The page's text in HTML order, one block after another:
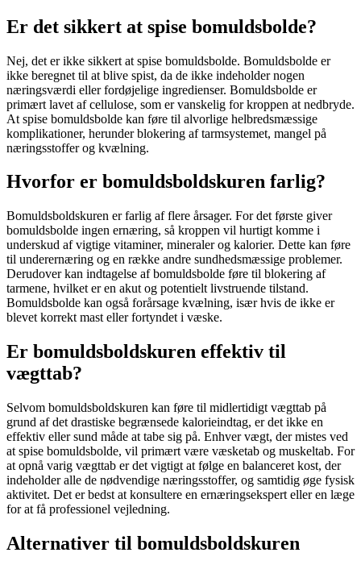
Er det sikkert at spise bomuldsbolde?
Nej, det er ikke sikkert at spise bomuldsbolde. Bomuldsbolde er
ikke beregnet til at blive spist, da de ikke indeholder nogen
næringsværdi eller fordøjelige ingredienser. Bomuldsbolde er
primært lavet af cellulose, som er vanskelig for kroppen at nedbryde.
At spise bomuldsbolde kan føre til alvorlige helbredsmæssige
komplikationer, herunder blokering af tarmsystemet, mangel på
næringsstoffer og kvælning.
Hvorfor er bomuldsboldskuren farlig?
Bomuldsboldskuren er farlig af flere årsager. For det første giver
bomuldsbolde ingen ernæring, så kroppen vil hurtigt komme i
underskud af vigtige vitaminer, mineraler og kalorier. Dette kan føre
til underernæring og en række andre sundhedsmæssige problemer.
Derudover kan indtagelse af bomuldsbolde føre til blokering af
tarmene, hvilket er en akut og potentielt livstruende tilstand.
Bomuldsbolde kan også forårsage kvælning, især hvis de ikke er
blevet korrekt mast eller fortyndet i væske.
Er bomuldsboldskuren effektiv til
vægttab?
Selvom bomuldsboldskuren kan føre til midlertidigt vægttab på
grund af det drastiske begrænsede kalorieindtag, er det ikke en
effektiv eller sund måde at tabe sig på. Enhver vægt, der mistes ved
at spise bomuldsbolde, vil primært være væsketab og muskeltab. For
at opnå varig vægttab er det vigtigt at følge en balanceret kost, der
indeholder alle de nødvendige næringsstoffer, og samtidig øge fysisk
aktivitet. Det er bedst at konsultere en ernæringsekspert eller en læge
for at få professionel vejledning.
Alternativer til bomuldsboldskuren